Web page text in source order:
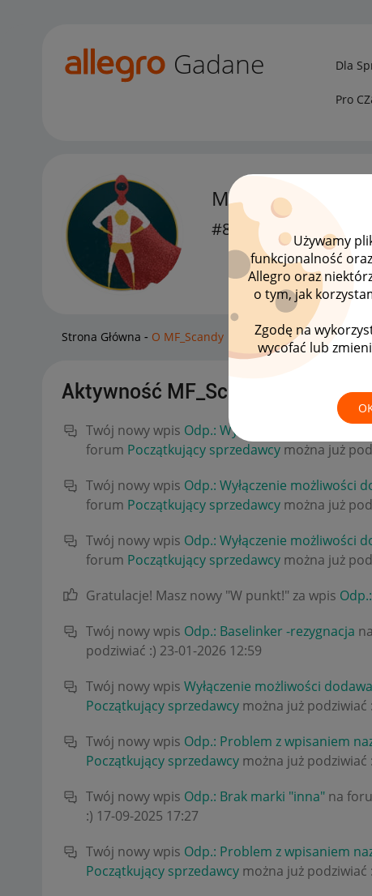
Używamy
funkcjonalność
Allegro oraz
o tym, jak
Zgodę na
wycofać lub
Gadane Dla
Pro
MF_Scandy
#8 Zapaleniec
Strona Główna O MF_Scandy
Aktywność MF_Scandy
Twój nowy wpis Odp.: Wyłączenie możliwości
forum Początkujący sprzedawcy można już
Twój nowy wpis Odp.: Wyłączenie możliwości
forum Początkujący sprzedawcy można już
Twój nowy wpis Odp.: Wyłączenie możliwości
forum Początkujący sprzedawcy można już
Gratulacje! Masz nowy "W punkt!" za wpis
Twój nowy wpis Odp.: Baselinker -rezygnacja
podziwiać :) ‎23-01-2026 12:59
Twój nowy wpis Wyłączenie możliwości
Początkujący sprzedawcy można już podziwiać
Twój nowy wpis Odp.: Problem z wpisaniem
Początkujący sprzedawcy można już podziwiać
Twój nowy wpis Odp.: Brak marki "inna" na
:) ‎17-09-2025 17:27
Twój nowy wpis Odp.: Problem z wpisaniem
Początkujący sprzedawcy można już podziwiać